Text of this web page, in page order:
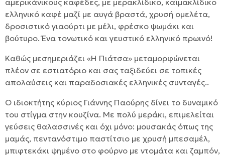
αμερικάνικους καφέδες, με μερακλίδικο, καϊμακλίδικο
ελληνικό καφέ μαζί με αυγά βραστά, χρυσή ομελέτα,
δροσιστικό γιαούρτι με μέλι, φρέσκο ψωμάκι και
βούτυρο. Ένα τονωτικό και γευστικό ελληνικό πρωινό!
Καθώς μεσημεριάζει «Η Πιάτσα» μεταμορφώνεται
πλέον σε εστιατόριο και σας ταξιδεύει σε τοπικές
απολαύσεις και παραδοσιακές ελληνικές συνταγές..
Ο ιδιοκτήτης κύριος Γιάννης Παούρης δίνει το δυναμικό
του στίγμα στην κουζίνα. Με πολύ μεράκι, επιμελείται
γεύσεις θαλασσινές και όχι μόνο: μουσακάς όπως της
μαμάς, πεντανόστιμο παστίτσιο με χρυσή μπεσαμέλ,
μπιφτεκάκι ψημένο στο φούρνο με ντομάτα και ζαμπόν,